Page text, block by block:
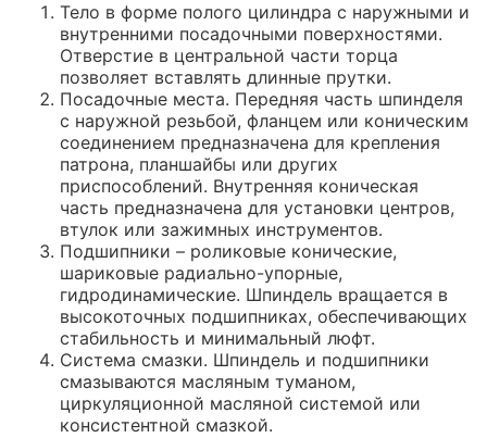
Тело в форме полого цилиндра с наружными и
внутренними посадочными поверхностями.
Отверстие в центральной части торца
позволяет вставлять длинные прутки.
Посадочные места. Передняя часть шпинделя
с наружной резьбой, фланцем или коническим
соединением предназначена для крепления
патрона, планшайбы или других
приспособлений. Внутренняя коническая
часть предназначена для установки центров,
втулок или зажимных инструментов.
Подшипники – роликовые конические,
шариковые радиально-упорные,
гидродинамические. Шпиндель вращается в
высокоточных подшипниках, обеспечивающих
стабильность и минимальный люфт.
Система смазки. Шпиндель и подшипники
смазываются масляным туманом,
циркуляционной масляной системой или
консистентной смазкой.